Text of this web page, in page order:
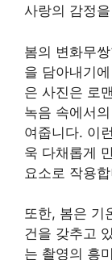
사랑의 감정
봄의 변화무
을 담아내기
은 사진은 로
녹음 속에서
여줍니다. 이
욱 다채롭게
요소로 작용
또한, 봄은 기
건을 갖추고
는 촬영의 흥